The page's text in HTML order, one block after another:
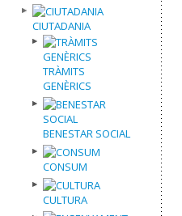
CIUTADANIA
TRÀMITS
GENÈRICS
BENESTAR SOCIAL
CONSUM
CULTURA